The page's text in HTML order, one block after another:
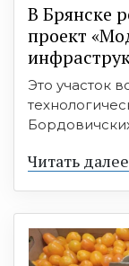
В Брянске
проект
Это участок
Читать далее